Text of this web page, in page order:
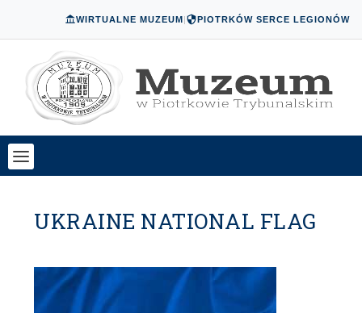
WIRTUALNE MUZEUM| PIOTRKÓW SERCE LEGIONÓW
UKRAINE NATIONAL FLAG